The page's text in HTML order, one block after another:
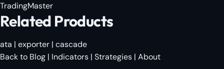
TradingMaster
Related Products
ata | exporter | cascade
Back to Blog | Indicators | Strategies | About